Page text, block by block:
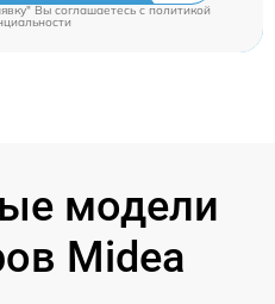
Вы соглашаетесь cполитикой
модели
Midea